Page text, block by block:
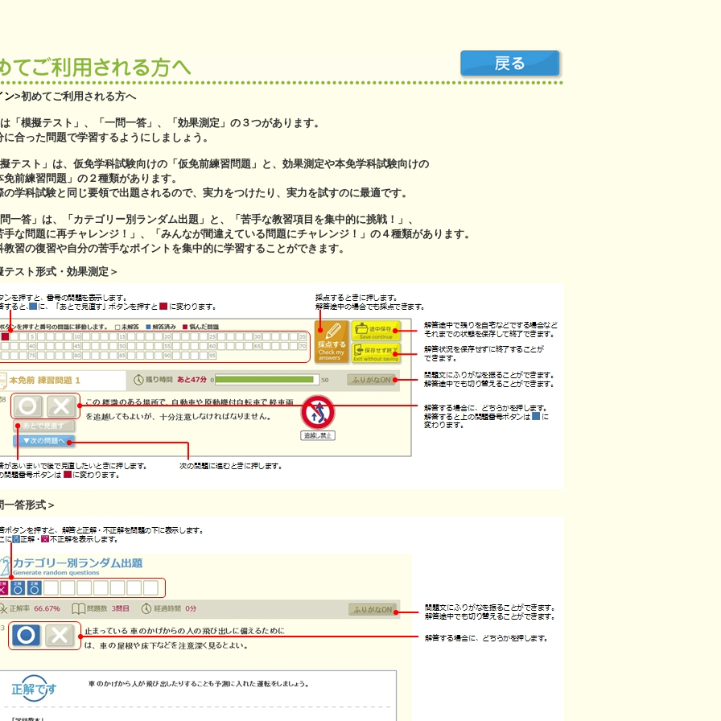
ン>初めてご利用される方へ
「模擬テスト」、「一問一答」、「効果測定」の３つがあります。
合った問題で学習するようにしましょう。
テスト」は、仮免学科試験向けの「仮免前練習問題」と、効果測定や本免学科試験向けの
前練習問題」の２種類があります。
学科試験と同じ要領で出題されるので、実力をつけたり、実力を試すのに最適です。
一答」は、「カテゴリー別ランダム出題」と、「苦手な教習項目を集中的に挑戦！」、
な問題に再チャレンジ！」、「みんなが間違えている問題にチャレンジ！」の４種類があります。
習の復習や自分の苦手なポイントを集中的に学習することができます。
テスト形式・効果測定＞
一答形式＞